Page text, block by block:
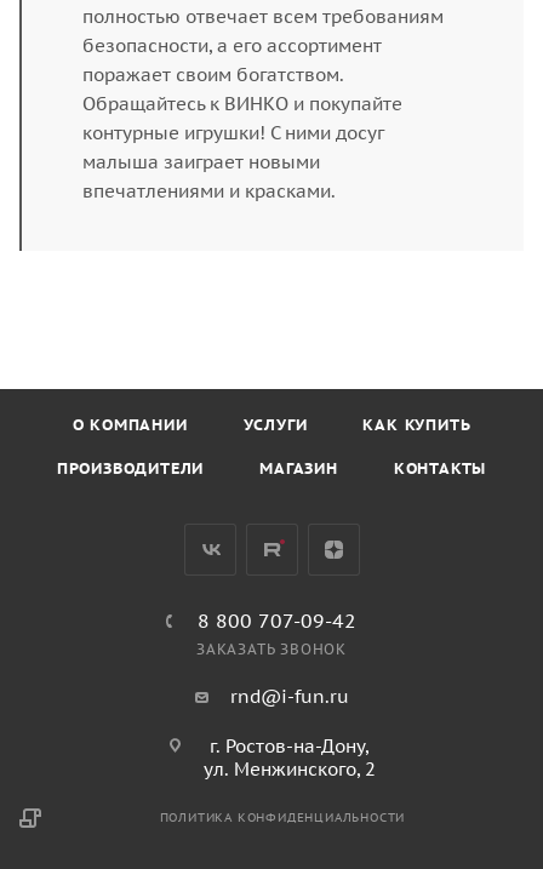
полностью отвечает всем требованиям
безопасности, а его ассортимент
поражает своим богатством.
Обращайтесь к ВИНКО и покупайте
контурные игрушки! С ними досуг
малыша заиграет новыми
впечатлениями и красками.
О КОМПАНИИ УСЛУГИ КАК КУПИТЬ
ПРОИЗВОДИТЕЛИ МАГАЗИН КОНТАКТЫ
8 800 707-09-42
ЗАКАЗАТЬ ЗВОНОК
rnd@i-fun.ru
г. Ростов-на-Дону,
ул. Менжинского, 2
ПОЛИТИКА КОНФИДЕНЦИАЛЬНОСТИ